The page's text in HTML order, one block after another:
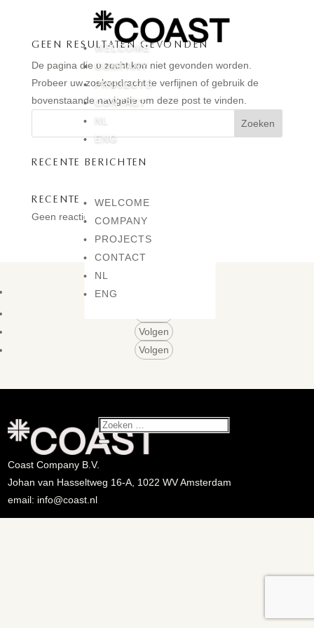
WELCOME
COMPANY
PROJECTS
CONTACT
NL
ENG
WELCOME
COMPANY
PROJECTS
CONTACT
NL
ENG
GEEN RESULTATEN GEVONDEN
De pagina die u zocht kon niet gevonden worden.
Probeer uw zoekopdracht te verfijnen of gebruik de
bovenstaande navigatie om deze post te vinden.
Zoeken
RECENTE BERICHTEN
RECENTE REACTIES
Geen reacties om weer te geven.
Volgen
Volgen
Coast Company B.V.
Johan van Hasseltweg 16-A, 1022 WV Amsterdam
email: info@coast.nl